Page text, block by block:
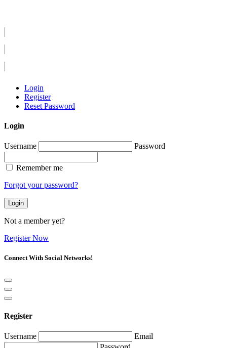
Login
Register
Reset Password
Login
Username Password
Remember me
Forgot your password?
Login
Not a member yet?
Register Now
Connect With Social Networks!
Register
Username
Email